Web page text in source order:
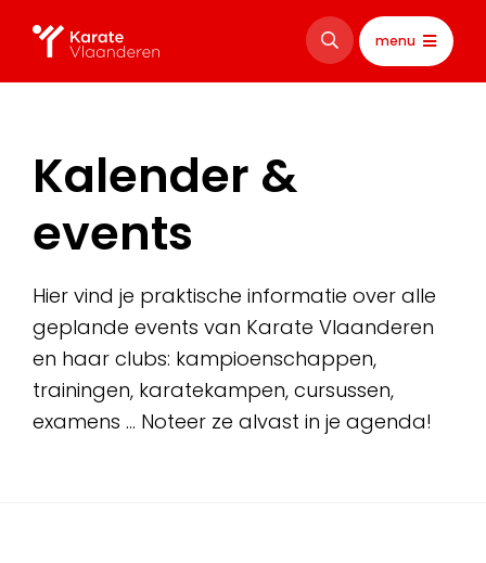
menu
Kalender &
events
Hier vind je praktische informatie over alle
geplande events van Karate Vlaanderen
en haar clubs: kampioenschappen,
trainingen, karatekampen, cursussen,
examens … Noteer ze alvast in je agenda!